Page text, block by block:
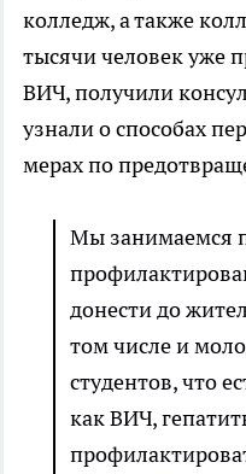
колледж, а также
тысячи человек уже
ВИЧ, получили
узнали о способах
мерах по
Мы занимаемся
донести до
том числе и
студентов, что
как ВИЧ,